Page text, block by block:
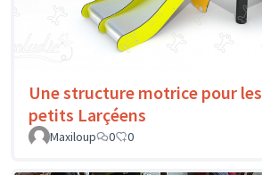
Une structure motrice pour les
petits Larçéens
Maxiloup
0 0